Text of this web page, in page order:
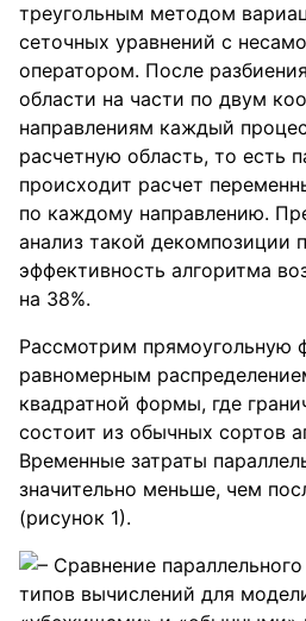
треугольным методом
сеточных уравнений с
оператором. После
области на части по двум
направлениям каждый
расчетную область, то есть
происходит расчет
по каждому направлению.
анализ такой декомпозиции
эффективность алгоритма
на 38%.
Рассмотрим прямоугольную
равномерным
квадратной формы, где
состоит из обычных сортов
Временные затраты
значительно меньше, чем
(рисунок 1).